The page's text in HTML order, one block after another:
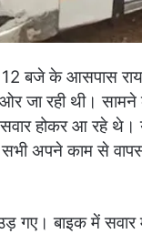
12 बजे के आसपास
जा रही थी।
होकर आ रहे थे।
अपने काम से
बाइक में सवार